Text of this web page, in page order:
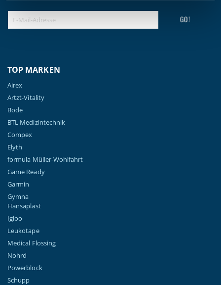
GO!
TOP MARKEN
Airex
Artzt-Vitality
Bode
BTL Medizintechnik
Compex
Elyth
formula Müller-Wohlfahrt
Game Ready
Garmin
Gymna
Hansaplast
Igloo
Leukotape
Medical Flossing
Nohrd
Powerblock
Schupp